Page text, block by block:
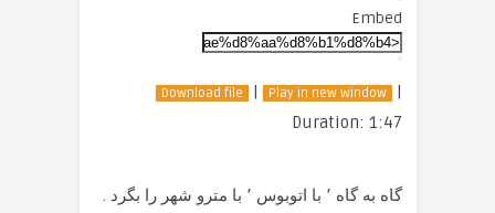
Embed
Download file | Play in new window
|
Duration: 1:47
گاه به گاه ٬ با اتوبوس ٬ با مترو شهر را بگرد .